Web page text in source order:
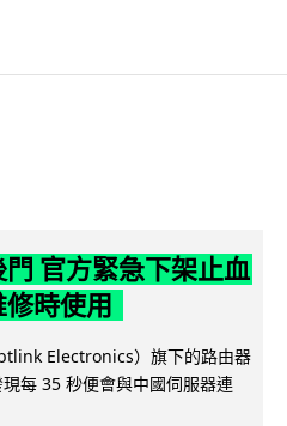
官方緊急下架止血
時使用
Electronics）旗下的路由器
每 35 秒便會與中國伺服器連